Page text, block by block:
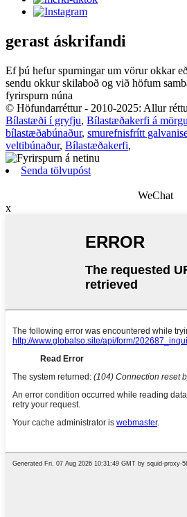
gerast áskrifandi
Ef þú hefur spurningar um vörur okkar
sendu okkur skilaboð og við höfum
fyrirspurn núna
© Höfundarréttur - 2010-2025: Allur
Bílastæði í gryfju, Bílastæðakerfi á
bílastæðabúnaður, smurefnisfrítt
veltibúnaður, Bílastæðakerfi,
Senda tölvupóst
WeChat
x